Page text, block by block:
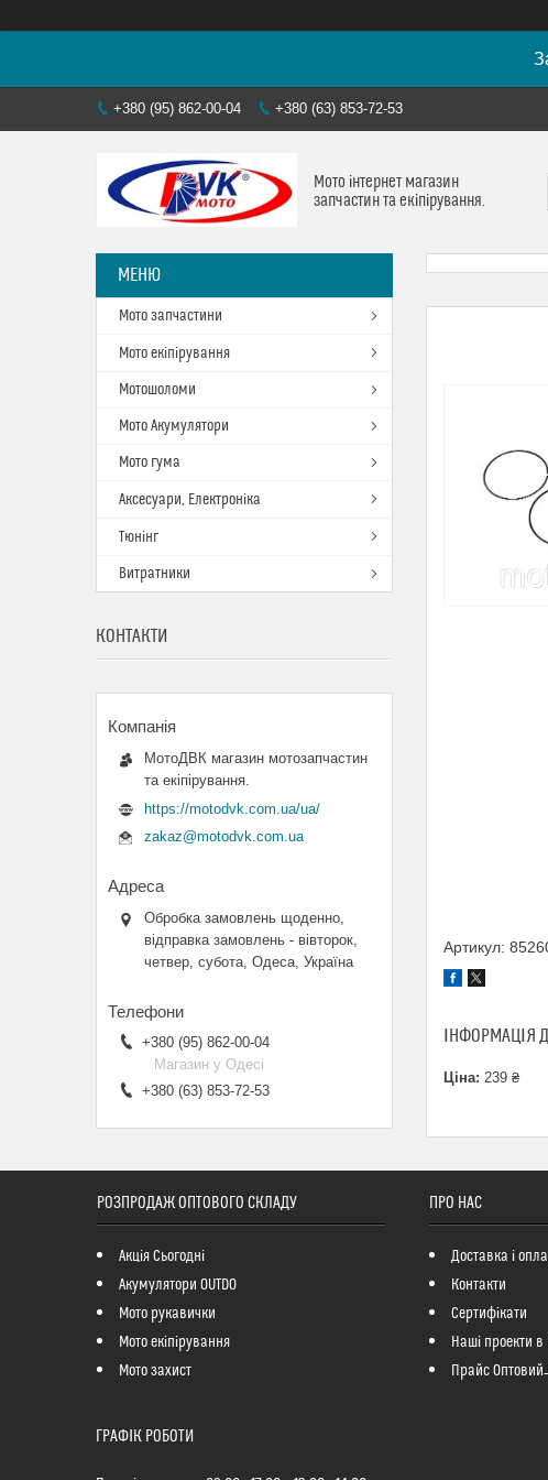
+380 (95) 862-00-04 +380 (63) 853-72-53
Мото інтернет магазин
запчастин та екіпірування.
Артикул:
ІНФОРМАЦІЯ
Ціна: 239 ₴
Мото запчастини
Мото екіпірування
Мотошоломи
Мото Акумулятори
Мото гума
Аксесуари, Електроніка
Тюнінг
Витратники
КОНТАКТИ
МотоДВК магазин мотозапчастин
та екіпірування.
https://motodvk.com.ua/ua/
zakaz@motodvk.com.ua
Обробка замовлень щоденно,
відправка замовлень - вівторок,
четвер, субота, Одеса, Україна
+380 (95) 862-00-04
Магазин у Одесі
+380 (63) 853-72-53
РОЗПРОДАЖ ОПТОВОГО СКЛАДУ
Акція Сьогодні
Акумулятори OUTDO
Мото рукавички
Мото екіпірування
Мото захист
ПРО НАС
Доставка і
Контакти
Сертифікати
Наші проекти в
Прайс
ГРАФІК РОБОТИ